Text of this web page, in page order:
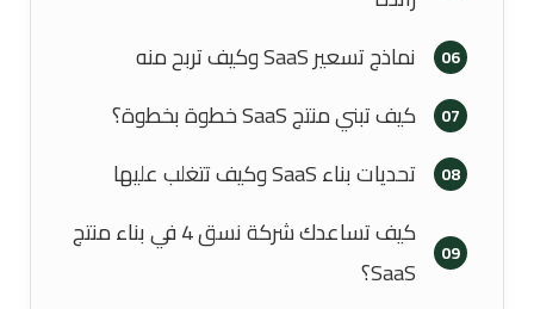
06 نماذج تسعير SaaS وكيف تربح منه
07 كيف تبني منتج SaaS خطوة بخطوة؟
08 تحديات بناء SaaS وكيف تتغلب عليها
09
كيف تساعدك شركة نسق 4 في بناء منتج
SaaS؟